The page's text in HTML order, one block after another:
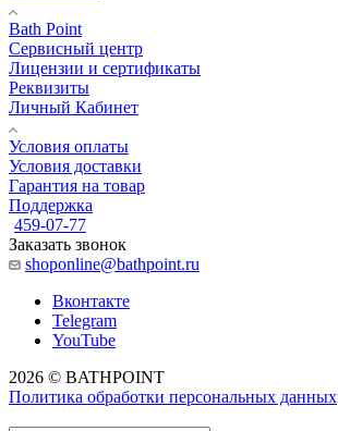
Bath Point
Сервисный центр
Лицензии и сертификаты
Реквизиты
Личный Кабинет
Условия оплаты
Условия доставки
Гарантия на товар
Поддержка
459-07-77
Заказать звонок
shoponline@bathpoint.ru
Вконтакте
Telegram
YouTube
2026 © BATHPOINT
Политика обработки персональных данных